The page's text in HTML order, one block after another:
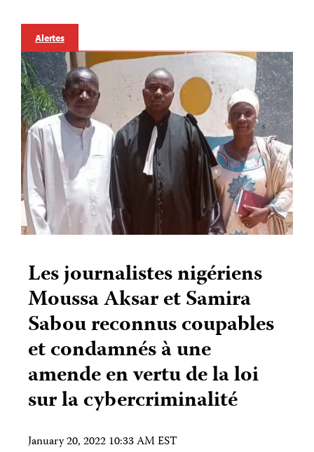
Alertes
Les journalistes nigériens
Moussa Aksar et Samira
Sabou reconnus coupables
et condamnés à une
amende en vertu de la loi
sur la cybercriminalité
January 20, 2022 10:33 AM EST